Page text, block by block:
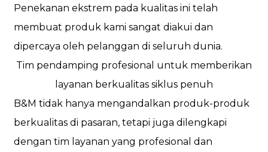
Penekanan ekstrem pada kualitas ini telah
membuat produk kami sangat diakui dan
dipercaya oleh pelanggan di seluruh dunia.
Tim pendamping profesional untuk memberikan
layanan berkualitas siklus penuh
B&M tidak hanya mengandalkan produk-produk
berkualitas di pasaran, tetapi juga dilengkapi
dengan tim layanan yang profesional dan